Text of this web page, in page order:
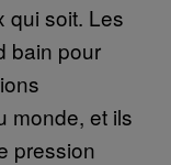
qui soit. Les
bain pour
monde, et ils
pression